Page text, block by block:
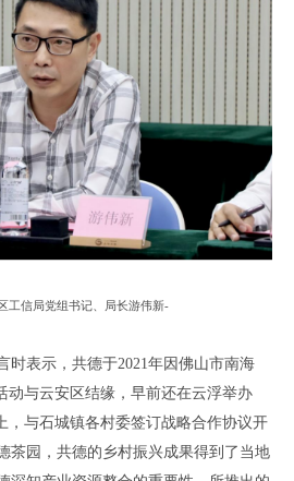
工信局党组书记、 局长游伟新-
时表示 ， 共德于2021年因佛山市南海
动与云安区结缘 ， 早前还在云浮举办
， 与石城镇各村委签订战略合作协议开
茶园 ， 共德的 乡村振兴成果得到了当地